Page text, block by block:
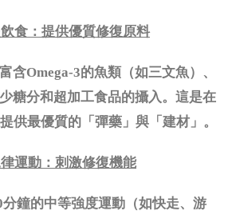
食：提供優質修復原料
含Omega-3的魚類（如三文魚）、
糖分和超加工食品的攝入。這是在
供最優質的「彈藥」與「建材」。
運動：刺激修復機能
分鐘的中等強度運動（如快走、游